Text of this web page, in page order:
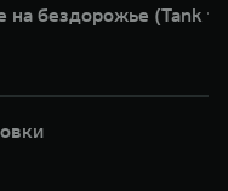
на бездорожье (Tank